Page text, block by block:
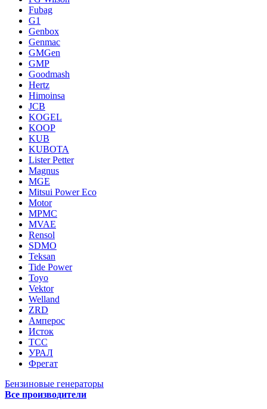
Fubag
G1
Genbox
Genmac
GMGen
GMP
Goodmash
Hertz
Himoinsa
JCB
KOGEL
KOOP
KUB
KUBOTA
Lister Petter
Magnus
MGE
Mitsui Power Eco
Motor
MPMC
MVAE
Rensol
SDMO
Teksan
Tide Power
Toyo
Vektor
Welland
ZRD
Амперос
Исток
ТСС
УРАЛ
Фрегат
Бензиновые генераторы
Все производители